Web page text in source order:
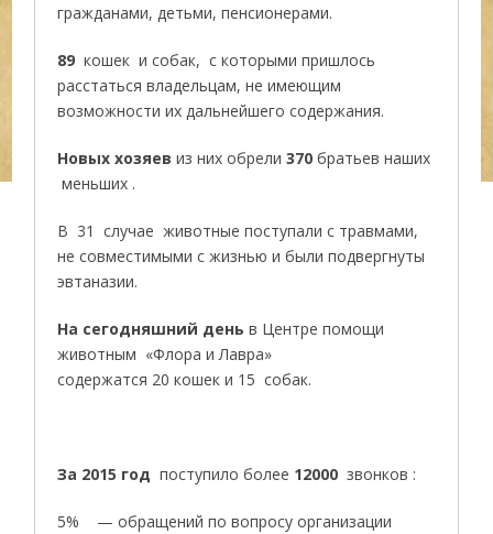
гражданами, детьми, пенсионерами.
89 кошек и собак, с которыми пришлось
расстаться владельцам, не имеющим
возможности их дальнейшего содержания.
Новых хозяев из них обрели370 братьев наших
меньших .
В 31 случае животные поступали с травмами,
не совместимыми с жизнью и были подвергнуты
эвтаназии.
На сегодняшний день в Центре помощи
животным «Флора и Лавра»
содержатся 20 кошек и 15 собак.
За 2015 год поступило более 12000 звонков :
5% — обращений по вопросу организации